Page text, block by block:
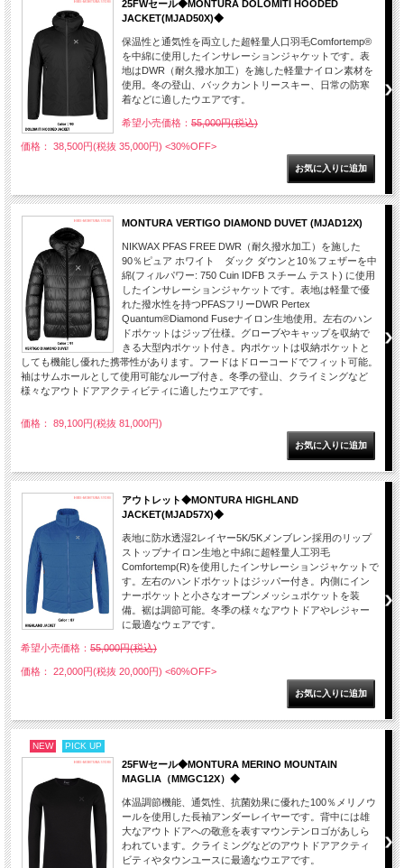
25FWセール◆MONTURA DOLOMITI HOODED
JACKET(MJAD50X)◆
保温性と通気性を両立した超軽量人口羽毛Comfortemp®
を中綿に使用したインサレーションジャケットです。表
地はDWR（耐久撥水加工）を施した軽量ナイロン素材を
使用。冬の登山、バックカントリースキー、日常の防寒
着などに適したウエアです。
希望小売価格： 55,000円(税込)
価格： 38,500円(税抜 35,000円) <30%OFF>
MONTURA VERTIGO DIAMOND DUVET (MJAD12X)
NIKWAX PFAS FREE DWR（耐久撥水加工）を施した
90％ピュア ホワイト ダック ダウンと10％フェザーを中
綿(フィルパワー: 750 Cuin IDFB スチーム テスト) に使用
したインサレーションジャケットです。表地は軽量で優
れた撥水性を持つPFASフリーDWR Pertex
Quantum®Diamond Fuseナイロン生地使用。左右のハン
ドポケットはジップ仕様。グローブやキャップを収納で
きる大型内ポケット付き。内ポケットは収納ポケットと
しても機能し優れた携帯性があります。フードはドローコードでフィット可能。
袖はサムホールとして使用可能なループ付き。冬季の登山、クライミングなど
様々なアウトドアアクティビティに適したウエアです。
価格： 89,100円(税抜 81,000円)
アウトレット◆MONTURA HIGHLAND
JACKET(MJAD57X)◆
表地に防水透湿2レイヤー5K/5Kメンブレン採用のリップ
ストップナイロン生地と中綿に超軽量人工羽毛
Comfortemp(R)を使用したインサレーションジャケットで
す。左右のハンドポケットはジッパー付き。内側にイン
ナーポケットと小さなオープンメッシュポケットを装
備。裾は調節可能。冬季の様々なアウトドアやレジャー
に最適なウェアです。
希望小売価格： 55,000円(税込)
価格： 22,000円(税抜 20,000円) <60%OFF>
NEW PICK UP
25FWセール◆MONTURA MERINO MOUNTAIN
MAGLIA（MMGC12X）◆
体温調節機能、通気性、抗菌効果に優れた100％メリノウ
ールを使用した長袖アンダーレイヤーです。背中には雄
大なアウトドアへの敬意を表すマウンテンロゴがあしら
われています。クライミングなどのアウトドアアクティ
ビティやタウンユースに最適なウエアです。